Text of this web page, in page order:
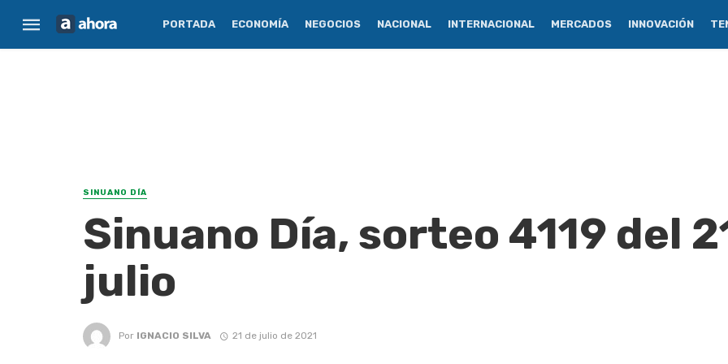
PORTADA ECONOMÍA NEGOCIOS NACIONAL INTERNACIONAL MERCADOS INNOVACIÓN
SINUANO DÍA
Sinuano Día, sorteo 4119 del
julio
Por IGNACIO SILVA 21 de julio de 2021